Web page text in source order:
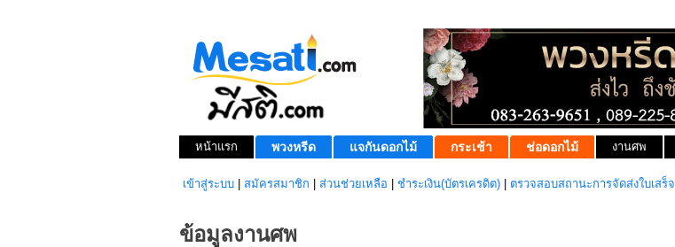
หน้าแรก พวงหรีด แจกันดอกไม้ กระเช้า ช่อดอกไม้ งานศพ
เข้าสู่ระบบ สมัครสมาชิก ส่วนช่วยเหลือ ชำระเงิน(บัตรเครดิต) ตรวจสอบสถานะการจัดส่งใบเสร็จ
ข้อมูลงานศพ